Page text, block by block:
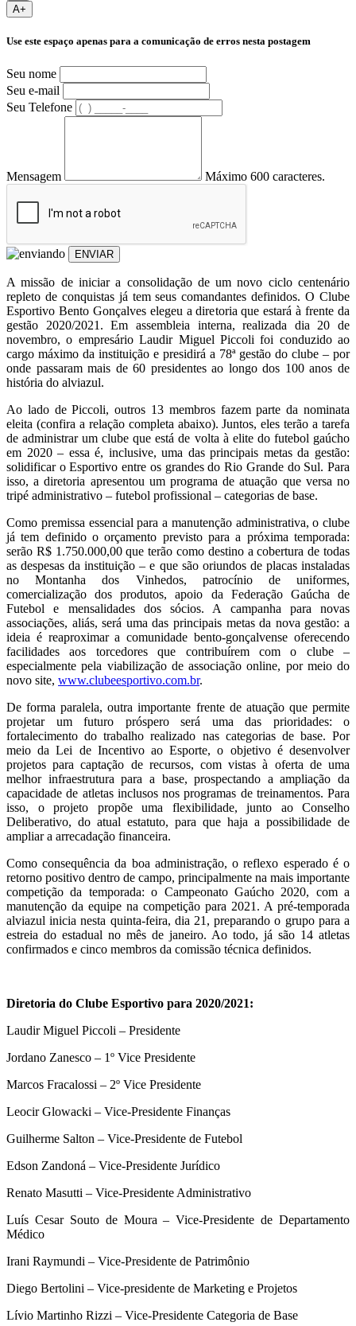
A+
Use este espaço apenas para a comunicação de erros nesta postagem
Seu nome
Seu e-mail
Seu Telefone
Mensagem Máximo 600 caracteres.
ENVIAR
A missão de iniciar a consolidação de um novo ciclo centenário
repleto de conquistas já tem seus comandantes definidos. O Clube
Esportivo Bento Gonçalves elegeu a diretoria que estará à frente da
gestão 2020/2021. Em assembleia interna, realizada dia 20 de
novembro, o empresário Laudir Miguel Piccoli foi conduzido ao
cargo máximo da instituição e presidirá a 78ª gestão do clube – por
onde passaram mais de 60 presidentes ao longo dos 100 anos de
história do alviazul.
Ao lado de Piccoli, outros 13 membros fazem parte da nominata
eleita (confira a relação completa abaixo). Juntos, eles terão a tarefa
de administrar um clube que está de volta à elite do futebol gaúcho
em 2020 – essa é, inclusive, uma das principais metas da gestão:
solidificar o Esportivo entre os grandes do Rio Grande do Sul. Para
isso, a diretoria apresentou um programa de atuação que versa no
tripé administrativo – futebol profissional – categorias de base.
Como premissa essencial para a manutenção administrativa, o clube
já tem definido o orçamento previsto para a próxima temporada:
serão R$ 1.750.000,00 que terão como destino a cobertura de todas
as despesas da instituição – e que são oriundos de placas instaladas
no Montanha dos Vinhedos, patrocínio de uniformes,
comercialização dos produtos, apoio da Federação Gaúcha de
Futebol e mensalidades dos sócios. A campanha para novas
associações, aliás, será uma das principais metas da nova gestão: a
ideia é reaproximar a comunidade bento-gonçalvense oferecendo
facilidades aos torcedores que contribuírem com o clube –
especialmente pela viabilização de associação online, por meio do
novo site, www.clubeesportivo.com.br.
De forma paralela, outra importante frente de atuação que permite
projetar um futuro próspero será uma das prioridades: o
fortalecimento do trabalho realizado nas categorias de base. Por
meio da Lei de Incentivo ao Esporte, o objetivo é desenvolver
projetos para captação de recursos, com vistas à oferta de uma
melhor infraestrutura para a base, prospectando a ampliação da
capacidade de atletas inclusos nos programas de treinamentos. Para
isso, o projeto propõe uma flexibilidade, junto ao Conselho
Deliberativo, do atual estatuto, para que haja a possibilidade de
ampliar a arrecadação financeira.
Como consequência da boa administração, o reflexo esperado é o
retorno positivo dentro de campo, principalmente na mais importante
competição da temporada: o Campeonato Gaúcho 2020, com a
manutenção da equipe na competição para 2021. A pré-temporada
alviazul inicia nesta quinta-feira, dia 21, preparando o grupo para a
estreia do estadual no mês de janeiro. Ao todo, já são 14 atletas
confirmados e cinco membros da comissão técnica definidos.
Diretoria do Clube Esportivo para 2020/2021:
Laudir Miguel Piccoli – Presidente
Jordano Zanesco – 1º Vice Presidente
Marcos Fracalossi – 2º Vice Presidente
Leocir Glowacki – Vice-Presidente Finanças
Guilherme Salton – Vice-Presidente de Futebol
Edson Zandoná – Vice-Presidente Jurídico
Renato Masutti – Vice-Presidente Administrativo
Luís Cesar Souto de Moura – Vice-Presidente de Departamento
Médico
Irani Raymundi – Vice-Presidente de Patrimônio
Diego Bertolini – Vice-presidente de Marketing e Projetos
Lívio Martinho Rizzi – Vice-Presidente Categoria de Base